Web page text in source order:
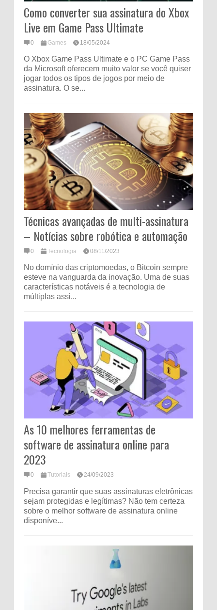
Como converter sua assinatura do Xbox
Live em Game Pass Ultimate
0 Games 18/05/2024
O Xbox Game Pass Ultimate e o PC Game Pass
da Microsoft oferecem muito valor se você quiser
jogar todos os tipos de jogos por meio de
assinatura. O se...
Técnicas avançadas de multi-assinatura
– Notícias sobre robótica e automação
0 Tecnologia 08/11/2023
No domínio das criptomoedas, o Bitcoin sempre
esteve na vanguarda da inovação. Uma de suas
características notáveis ​​é a tecnologia de
múltiplas assi...
As 10 melhores ferramentas de
software de assinatura online para
2023
0 Tutoriais 24/09/2023
Precisa garantir que suas assinaturas eletrônicas
sejam protegidas e legítimas? Não tem certeza
sobre o melhor software de assinatura online
disponíve...